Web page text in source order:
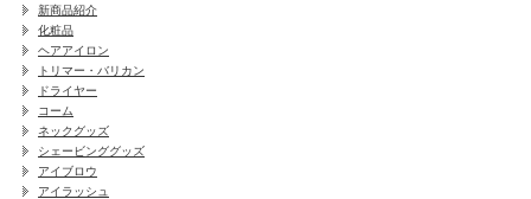
新商品紹介
化粧品
ヘアアイロン
トリマー・バリカン
ドライヤー
コーム
ネックグッズ
シェービンググッズ
アイブロウ
アイラッシュ